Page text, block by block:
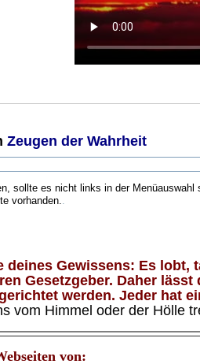
Zeugen der Wahrheit
sollte es nicht links in der
vorhanden..
deines Gewissens: Es
Gesetzgeber. Daher
werden. Jeder hat
vom Himmel oder der Hölle
von: